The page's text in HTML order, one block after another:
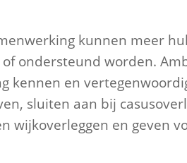
kunnen meer
ondersteund worden.
kennen en
sluiten aan bij
wijkoverleggen en geven